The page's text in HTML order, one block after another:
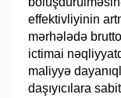
effektivliyinin
mərhələdə
ictimai
maliyyə
daşıyıcılara